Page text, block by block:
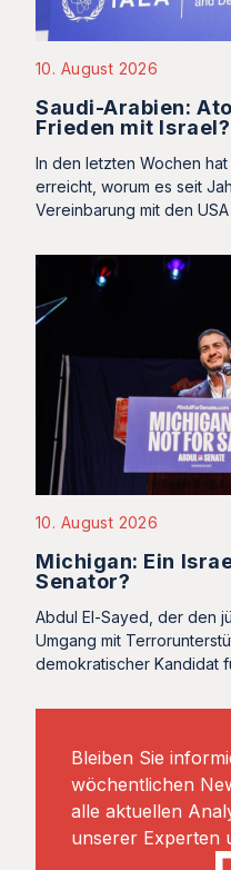
10. August 2026
Saudi-Arabien:
Frieden mit Israel?
In den letzten Wochen
erreicht, worum es seit
Vereinbarung mit den
10. August 2026
Michigan: Ein
Senator?
Abdul El-Sayed, der den
Umgang mit
demokratischer Kandidat
Bleiben Sie
wöchentlichen
alle aktuellen
unserer Experten